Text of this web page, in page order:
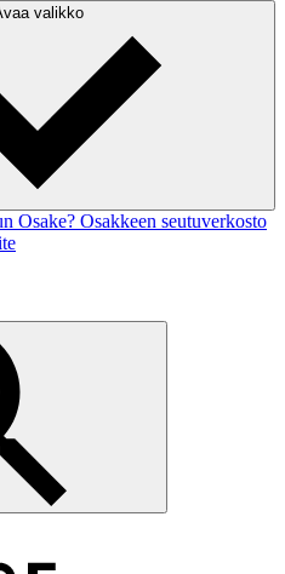
valikko
Osake? Osakkeen seutuverkosto